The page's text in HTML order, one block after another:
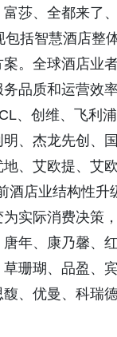
富莎、全都来
括智慧酒店整
。全球酒店业
品质和运营效
、创维、飞利
、杰龙先创、
地、艾欧提、
酒店业结构性
实际消费决策
年、康乃馨、
珊瑚、品盈、
、优曼、科瑞